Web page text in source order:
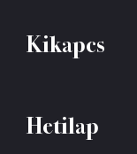
Kikapcs
Hetilap